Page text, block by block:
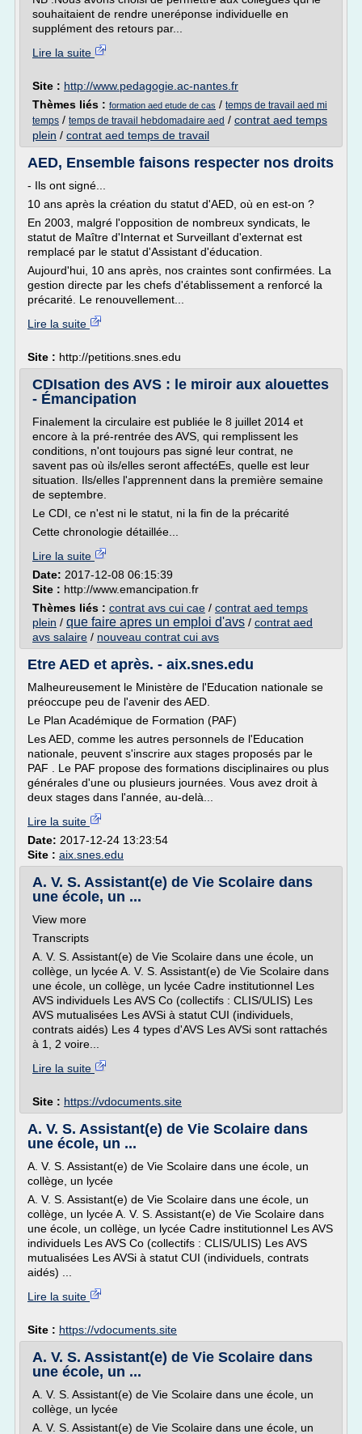
souhaitaient de rendre uneréponse individuelle en
supplément des retours par...
Lire la suite
Site : http://www.pedagogie.ac-nantes.fr
Thèmes liés : formation aed etude de cas / temps de travail aed mi
temps / temps de travail hebdomadaire aed / contrat aed temps
plein / contrat aed temps de travail
AED, Ensemble faisons respecter nos droits
- Ils ont signé...
10 ans après la création du statut d'AED, où en est-on ?
En 2003, malgré l'opposition de nombreux syndicats, le
statut de Maître d'Internat et Surveillant d'externat est
remplacé par le statut d'Assistant d'éducation.
Aujourd'hui, 10 ans après, nos craintes sont confirmées. La
gestion directe par les chefs d'établissement a renforcé la
précarité. Le renouvellement...
Lire la suite
Site : http://petitions.snes.edu
CDIsation des AVS : le miroir aux alouettes
- Émancipation
Finalement la circulaire est publiée le 8 juillet 2014 et
encore à la pré-rentrée des AVS, qui remplissent les
conditions, n'ont toujours pas signé leur contrat, ne
savent pas où ils/elles seront affectéEs, quelle est leur
situation. Ils/elles l'apprennent dans la première semaine
de septembre.
Le CDI, ce n'est ni le statut, ni la fin de la précarité
Cette chronologie détaillée...
Lire la suite
Date: 2017-12-08 06:15:39
Site : http://www.emancipation.fr
Thèmes liés : contrat avs cui cae / contrat aed temps
plein / que faire apres un emploi d'avs / contrat aed
avs salaire / nouveau contrat cui avs
Etre AED et après. - aix.snes.edu
Malheureusement le Ministère de l'Education nationale se
préoccupe peu de l'avenir des AED.
Le Plan Académique de Formation (PAF)
Les AED, comme les autres personnels de l'Education
nationale, peuvent s'inscrire aux stages proposés par le
PAF . Le PAF propose des formations disciplinaires ou plus
générales d'une ou plusieurs journées. Vous avez droit à
deux stages dans l'année, au-delà...
Lire la suite
Date: 2017-12-24 13:23:54
Site : aix.snes.edu
A. V. S. Assistant(e) de Vie Scolaire dans
une école, un ...
View more
Transcripts
A. V. S. Assistant(e) de Vie Scolaire dans une école, un
collège, un lycée A. V. S. Assistant(e) de Vie Scolaire dans
une école, un collège, un lycée Cadre institutionnel Les
AVS individuels Les AVS Co (collectifs : CLIS/ULIS) Les
AVS mutualisées Les AVSi à statut CUI (individuels,
contrats aidés) Les 4 types d'AVS Les AVSi sont rattachés
à 1, 2 voire...
Lire la suite
Site : https://vdocuments.site
A. V. S. Assistant(e) de Vie Scolaire dans
une école, un ...
A. V. S. Assistant(e) de Vie Scolaire dans une école, un
collège, un lycée
A. V. S. Assistant(e) de Vie Scolaire dans une école, un
collège, un lycée A. V. S. Assistant(e) de Vie Scolaire dans
une école, un collège, un lycée Cadre institutionnel Les AVS
individuels Les AVS Co (collectifs : CLIS/ULIS) Les AVS
mutualisées Les AVSi à statut CUI (individuels, contrats
aidés) ...
Lire la suite
Site : https://vdocuments.site
A. V. S. Assistant(e) de Vie Scolaire dans
une école, un ...
A. V. S. Assistant(e) de Vie Scolaire dans une école, un
collège, un lycée
A. V. S. Assistant(e) de Vie Scolaire dans une école, un